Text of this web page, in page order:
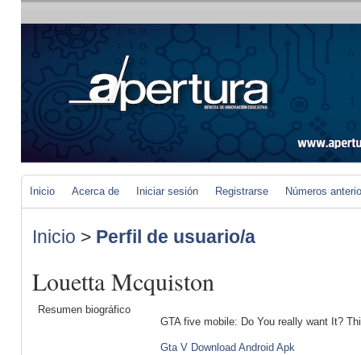
Inicio Acerca de Iniciar sesión Registrarse Números
Inicio > Perfil de usuario/a
Louetta Mcquiston
Resumen biográfico
GTA five mobile: Do You really want It?
Gta V Download Android Apk